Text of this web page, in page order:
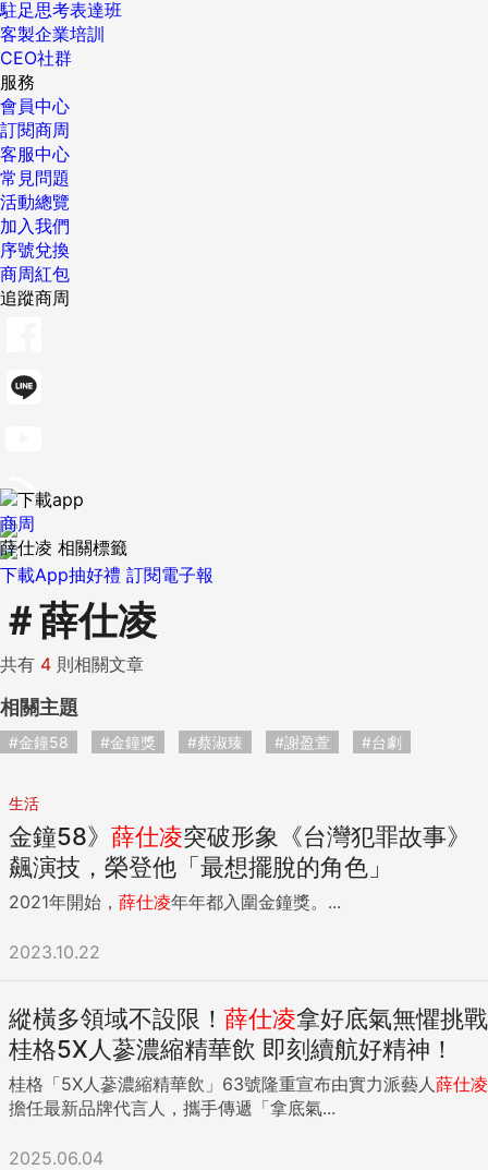
駐足思考表達班
客製企業培訓
CEO社群
服務
會員中心
訂閱商周
客服中心
常見問題
活動總覽
加入我們
序號兌換
商周紅包
追蹤商周
下載App抽好禮 訂閱電子報
商周
薛仕凌 相關標籤
＃薛仕凌
共有 4 則相關文章
相關主題
#金鐘58 #金鐘獎 #蔡淑臻 #謝盈萱 #台劇
生活
金鐘58》 薛仕凌突破形象《台灣犯罪故事》
飆演技，榮登他「最想擺脫的角色」
2021年開始， 薛仕凌年年都入圍金鐘獎。...
2023.10.22
縱橫多領域不設限！ 薛仕凌拿好底氣無懼挑戰
桂格5X人蔘濃縮精華飲 即刻續航好精神！
桂格「5X人蔘濃縮精華飲」63號隆重宣布由實力派藝人 薛仕凌
擔任最新品牌代言人，攜手傳遞「拿底氣...
2025.06.04